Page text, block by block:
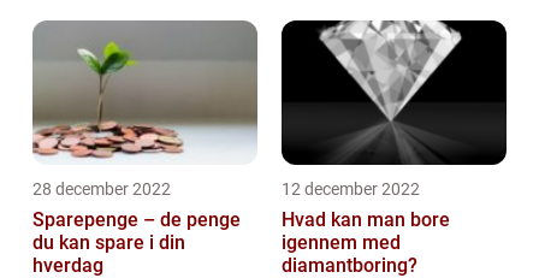
28 december 2022
Sparepenge – de penge
du kan spare i din
hverdag
12 december 2022
Hvad kan man bore
igennem med
diamantboring?